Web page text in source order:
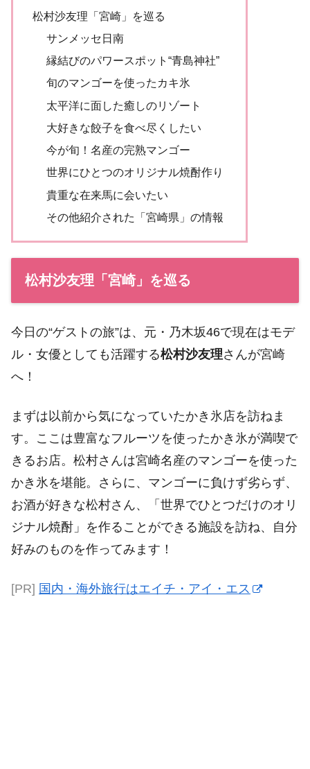
松村沙友理「宮崎」を巡る
サンメッセ日南
縁結びのパワースポット“青島神社”
旬のマンゴーを使ったカキ氷
太平洋に面した癒しのリゾート
大好きな餃子を食べ尽くしたい
今が旬！名産の完熟マンゴー
世界にひとつのオリジナル焼酎作り
貴重な在来馬に会いたい
その他紹介された「宮崎県」の情報
松村沙友理「宮崎」を巡る
今日の“ゲストの旅”は、元・乃木坂46で現在はモデ
ル・女優としても活躍する松村沙友理さんが宮崎
へ！
まずは以前から気になっていたかき氷店を訪ねま
す。ここは豊富なフルーツを使ったかき氷が満喫で
きるお店。松村さんは宮崎名産のマンゴーを使った
かき氷を堪能。さらに、マンゴーに負けず劣らず、
お酒が好きな松村さん、「世界でひとつだけのオリ
ジナル焼酎」を作ることができる施設を訪ね、自分
好みのものを作ってみます！
[PR] 国内・海外旅行はエイチ・アイ・エス